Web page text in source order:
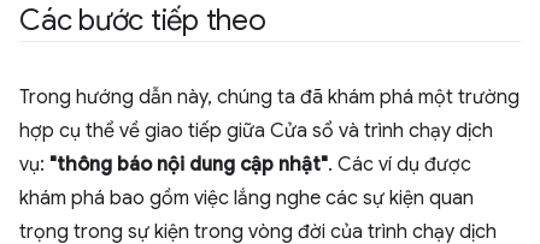
Các bước tiếp theo
Trong hướng dẫn này, chúng ta đã khám phá một trường
hợp cụ thể về giao tiếp giữa Cửa sổ và trình chạy dịch
vụ: "thông báo nội dung cập nhật". Các ví dụ được
khám phá bao gồm việc lắng nghe các sự kiện quan
trọng trong sự kiện trong vòng đời của trình chạy dịch